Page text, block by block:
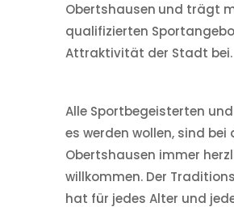
Obertshausen und trägt
qualifizierten
Attraktivität der Stadt bei.
Alle Sportbegeisterten
es werden wollen, sind bei
Obertshausen immer
willkommen. Der
hat für jedes Alter und